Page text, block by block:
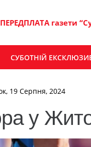
ПЕРЕДПЛАТА газети
СУБОТНІЙ
19 Серпня, 2024
у